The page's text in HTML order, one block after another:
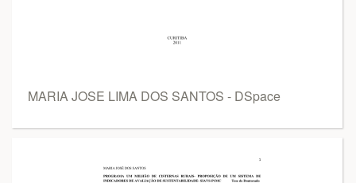
MARIA JOSE LIMA DOS SANTOS - DSpace